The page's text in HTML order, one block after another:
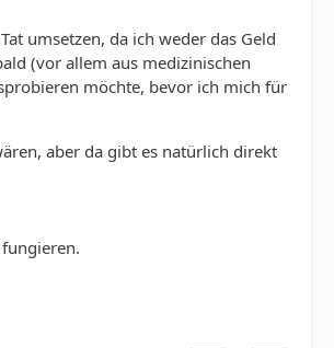
umsetzen, da ich weder das Geld
(vor allem aus medizinischen
möchte, bevor ich mich für
aber da gibt es natürlich direkt